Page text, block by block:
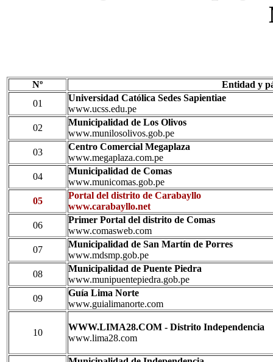
Nº
Entidad y
01
Universidad Católica Sedes Sapientiae
www.ucss.edu.pe
02
Municipalidad de Los Olivos
www.munilosolivos.gob.pe
03
Centro Comercial Megaplaza
www.megaplaza.com.pe
04
Municipalidad de Comas
www.municomas.gob.pe
05
Portal del distrito de Carabayllo
www.carabayllo.net
06
Primer Portal del distrito de Comas
www.comasweb.com
07
Municipalidad de San Martín de Porres
www.mdsmp.gob.pe
08
Municipalidad de Puente Piedra
www.munipuentepiedra.gob.pe
09
Guía Lima Norte
www.guialimanorte.com
10
WWW.LIMA28.COM - Distrito Independencia
www.lima28.com